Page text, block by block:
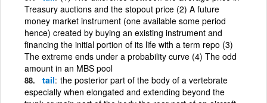
Treasury auctions and the stopout price (2) A future
money market instrument (one available some period
hence) created by buying an existing instrument and
financing the initial portion of its life with a term repo (3)
The extreme ends under a probability curve (4) The odd
amount in an MBS pool
tail the posterior part of the body of a vertebrate
especially when elongated and extending beyond the